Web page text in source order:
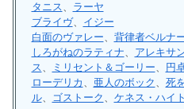
タニス、 ラーヤ
ブライヴ、 イジー
白面のヴァレー、 背律者ベルナ
しろがねのラティナ、 アレキサ
ス、 ミリセント＆ゴーリー、 円
ローデリカ 、 亜人のボック 、 死
ル、 ゴストーク 、 ケネス・ハイト